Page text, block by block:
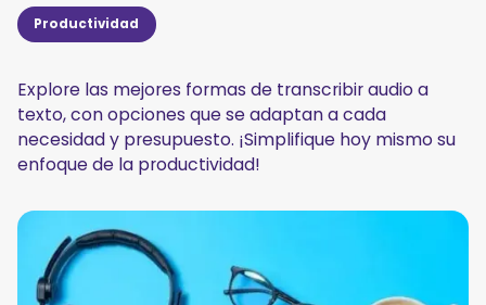
Productividad
Explore las mejores formas de transcribir audio a
texto, con opciones que se adaptan a cada
necesidad y presupuesto. ¡Simplifique hoy mismo su
enfoque de la productividad!